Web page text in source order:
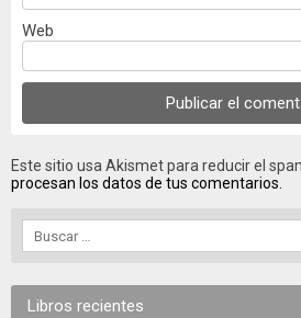
Web
Este sitio usa Akismet para reducir el
procesan los datos de tus comentarios.
Libros recientes